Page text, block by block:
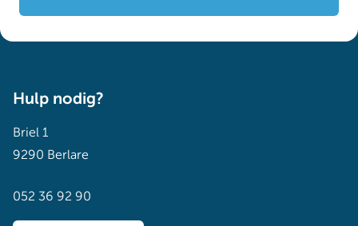
Hulp nodig?
Briel 1
9290 Berlare
052 36 92 90